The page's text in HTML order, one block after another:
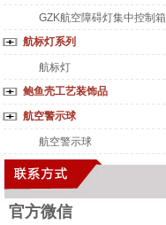
GZK航空障碍灯集中控制箱
航标灯系列
航标灯
鲍鱼壳工艺装饰品
航空警示球
航空警示球
官方微信